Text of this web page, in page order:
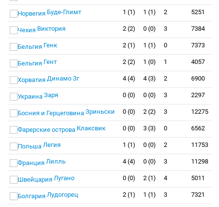
Буде-Глимт 1 (1) 1 (1) 2 5251
Виктория 2 (2) 0 (0) 3 7384
Генк 2 (1) 1 (1) 0 7373
Гент 2 (2) 1 (0) 1 4057
Динамо Зг 4 (4) 4 (3) 2 6900
Заря 0 (0) 0 (0) 3 2297
Зриньски 0 (0) 2 (2) 3 12275
Клаксвик 0 (0) 3 (3) 0 6562
Легия 1 (1) 0 (0) 2 11753
Лилль 4 (4) 0 (0) 3 11298
Лугано 0 (0) 2 (1) 4 5011
Лудогорец 2 (1) 1 (1) 3 7321